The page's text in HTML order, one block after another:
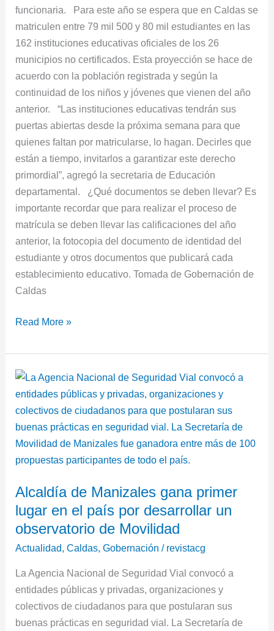
funcionaria. Para este año se espera que en Caldas se
matriculen entre 79 mil 500 y 80 mil estudiantes en las
162 instituciones educativas oficiales de los 26
municipios no certificados. Esta proyección se hace de
acuerdo con la población registrada y según la
continuidad de los niños y jóvenes que vienen del año
anterior. “Las instituciones educativas tendrán sus
puertas abiertas desde la próxima semana para que
quienes faltan por matricularse, lo hagan. Decirles que
están a tiempo, invitarlos a garantizar este derecho
primordial”, agregó la secretaria de Educación
departamental. ¿Qué documentos se deben llevar? Es
importante recordar que para realizar el proceso de
matrícula se deben llevar las calificaciones del año
anterior, la fotocopia del documento de identidad del
estudiante y otros documentos que publicará cada
establecimiento educativo. Tomada de Gobernación de
Caldas
Read More »
Alcaldía de Manizales gana primer
lugar en el país por desarrollar un
observatorio de Movilidad
Actualidad,Caldas,Gobernación / revistacg
La Agencia Nacional de Seguridad Vial convocó a
entidades públicas y privadas, organizaciones y
colectivos de ciudadanos para que postularan sus
buenas prácticas en seguridad vial. La Secretaría de
Alcaldía
de
Manizales
gana
primer
lugar
el
país
por
desarrollar
observatorio
de
Movilidad